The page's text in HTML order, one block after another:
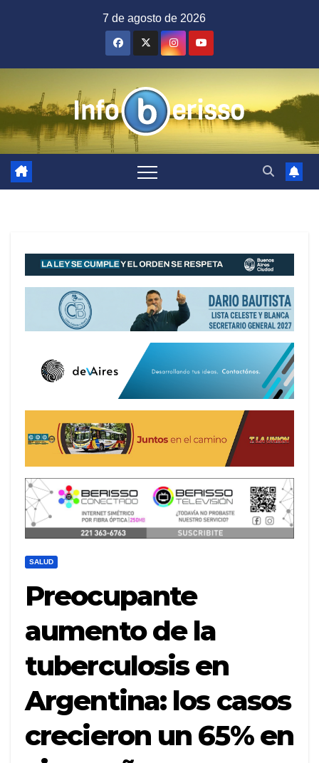
7 de agosto de 2026
SALUD
Preocupante
aumento de la
tuberculosis en
Argentina: los casos
crecieron un 65% en